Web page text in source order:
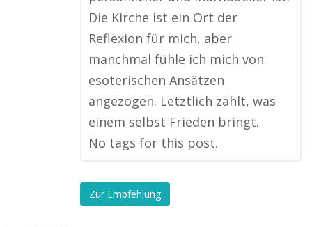
Die Kirche ist ein Ort der
Reflexion für mich, aber
manchmal fühle ich mich von
esoterischen Ansätzen
angezogen. Letztlich zählt, was
einem selbst Frieden bringt.
No tags for this post.
Zur Empfehlung